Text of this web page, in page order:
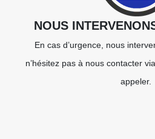
NOUS
En cas d’urgence, nous
n’hésitez pas à nous contacter
appeler.